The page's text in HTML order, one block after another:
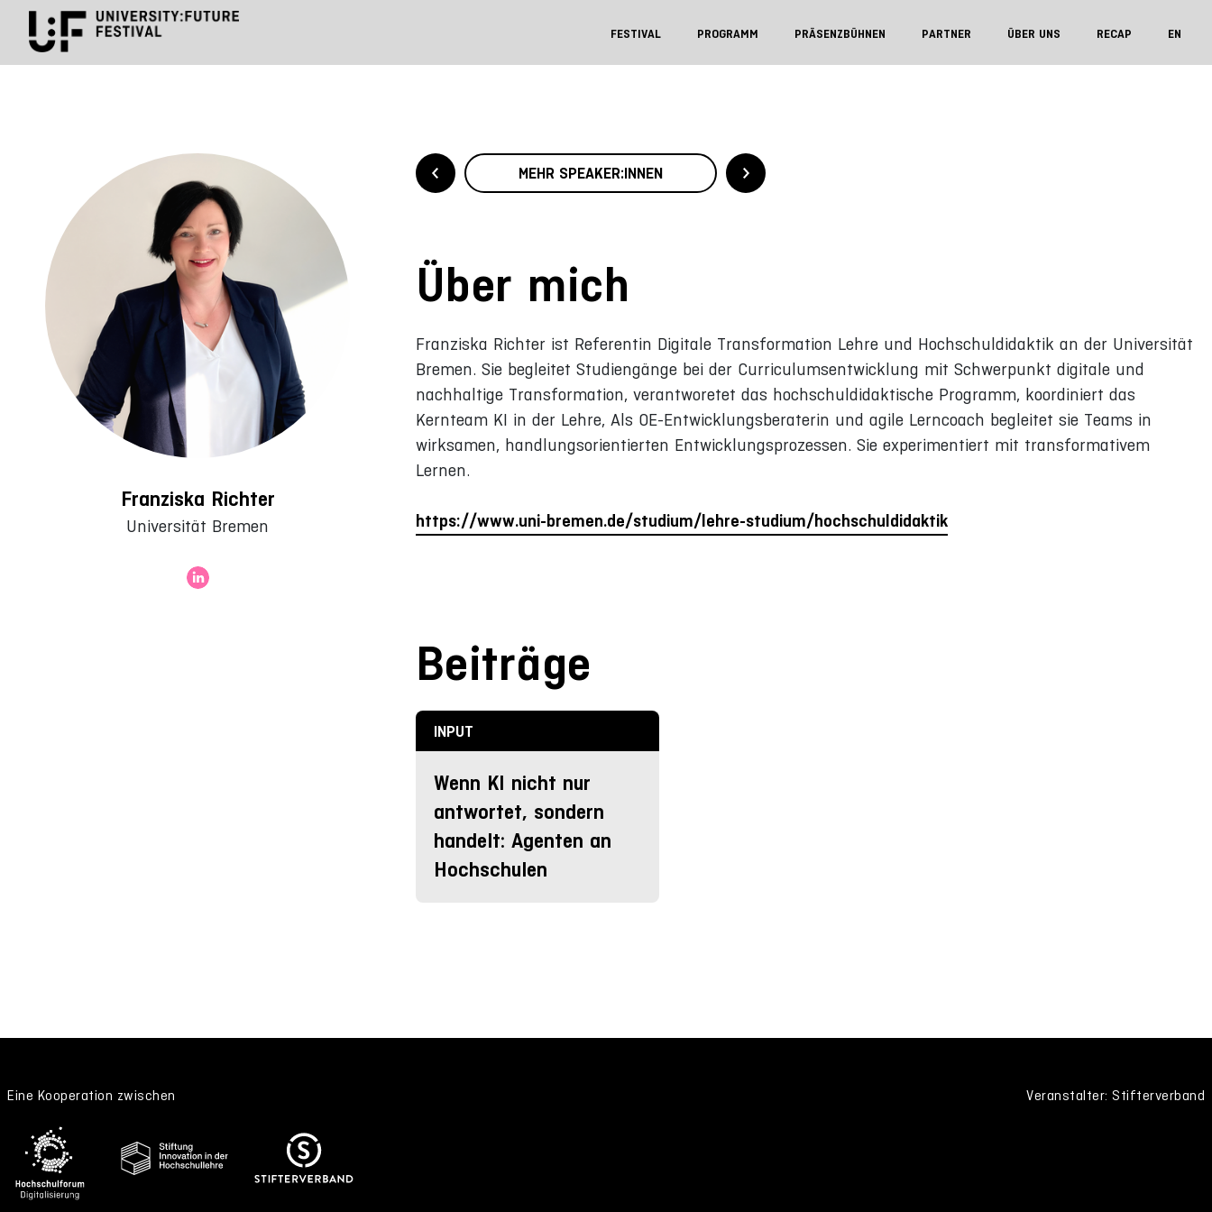
FESTIVAL PROGRAMM PRÄSENZBÜHNEN PARTNER ÜBER UNS RECAP EN
Franziska Richter
Universität Bremen
MEHR SPEAKER:INNEN
Über mich
Franziska Richter ist Referentin Digitale Transformation Lehre und Hochschuldidaktik an der Universität
Bremen. Sie begleitet Studiengänge bei der Curriculumsentwicklung mit Schwerpunkt digitale und
nachhaltige Transformation, verantworetet das hochschuldidaktische Programm, koordiniert das
Kernteam KI in der Lehre, Als OE-Entwicklungsberaterin und agile Lerncoach begleitet sie Teams in
wirksamen, handlungsorientierten Entwicklungsprozessen. Sie experimentiert mit transformativem
Lernen.
https://www.uni-bremen.de/studium/lehre-studium/hochschuldidaktik
Beiträge
INPUT
Wenn KI nicht nur
antwortet, sondern
handelt: Agenten an
Hochschulen
Eine Kooperation zwischen Veranstalter: Stifterverband